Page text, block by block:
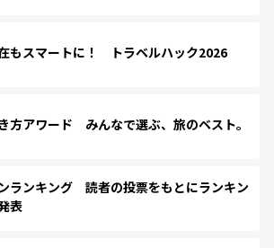
もスマートに！ トラベルハック2026
方アワード みんなで選ぶ、旅のベスト。
ランキング 読者の投票をもとにランキン
表